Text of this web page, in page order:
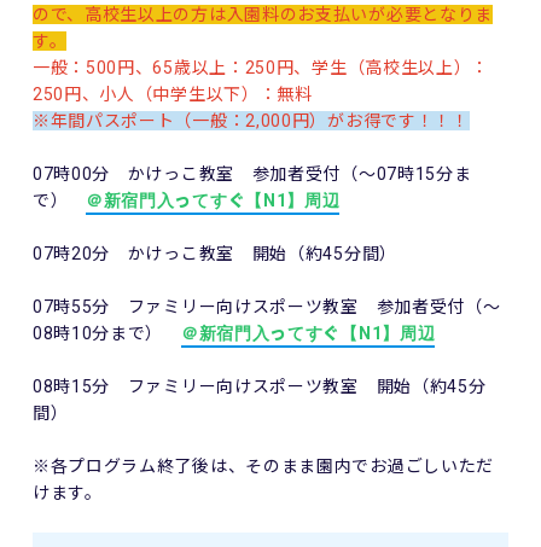
ので、高校生以上の方は入園料のお支払いが必要となりま
す。
一般：500円、65歳以上：250円、学生（高校生以上）：
250円、小人（中学生以下）：無料
※年間パスポート（一般：2,000円）がお得です！！！
07時00分 かけっこ教室 参加者受付（～07時15分ま
で）
＠新宿門入ってすぐ【N1】周辺
07時20分 かけっこ教室 開始（約45分間）
07時55分 ファミリー向けスポーツ教室 参加者受付（～
08時10分まで）
＠新宿門入ってすぐ【N1】周辺
08時15分 ファミリー向けスポーツ教室 開始（約45分
間）
※各プログラム終了後は、そのまま園内でお過ごしいただ
けます。